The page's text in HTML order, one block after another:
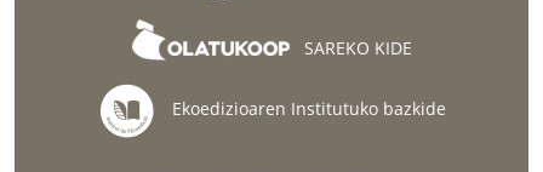
SAREKO KIDE
Ekoedizioaren Institutuko bazkide